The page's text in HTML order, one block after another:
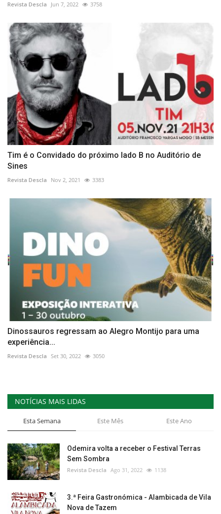
Revista Descla Jun 7, 2022 3758
Tim é o Convidado do próximo lado B no Auditório de
Sines
Revista Descla Nov 2, 2021 3383
Dinossauros regressam ao Alegro Montijo para uma
experiência...
Revista Descla Set 30, 2022 3050
NOTÍCIAS MAIS LIDAS
Esta Semana Este Mês Este Ano
Odemira volta a receber o Festival Terras
Sem Sombra
Revista Descla Ago 31, 2022 1138
3.ª Feira Gastronómica - Alambicada de Vila
Nova de Tazem